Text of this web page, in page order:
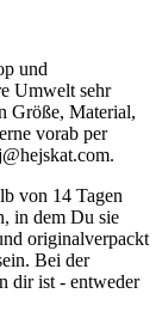
und
Umwelt sehr
Größe, Material,
vorab per
.
von 14 Tagen
in dem Du sie
originalverpackt
Bei der
dir ist - entweder